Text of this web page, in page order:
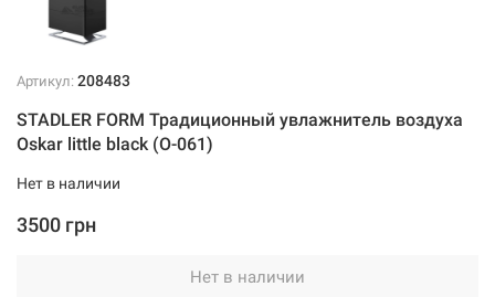
Артикул: 208483
STADLER FORM Традиционный увлажнитель воздуха
Oskar little black (O-061)
Нет в наличии
3500 грн
Нет в наличии